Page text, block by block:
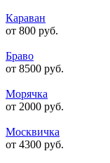
Караван
от 800 руб.
Браво
от 8500 руб.
Морячка
от 2000 руб.
Москвичка
от 4300 руб.